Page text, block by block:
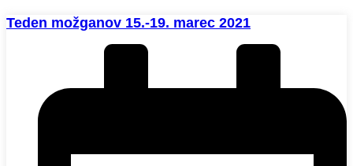
Teden možganov 15.-19. marec 2021